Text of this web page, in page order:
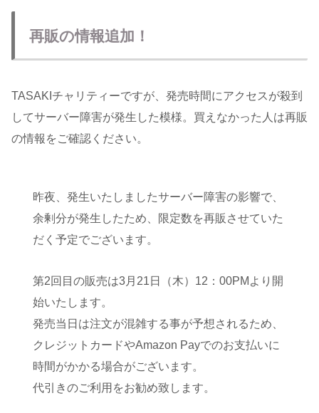
再販の情報追加！
TASAKIチャリティーですが、発売時間にアクセスが殺到
してサーバー障害が発生した模様。買えなかった人は再販
の情報をご確認ください。
昨夜、発生いたしましたサーバー障害の影響で、
余剰分が発生したため、限定数を再販させていた
だく予定でございます。
第2回目の販売は3月21日（木）12：00PMより開
始いたします。
発売当日は注文が混雑する事が予想されるため、
クレジットカードやAmazon Payでのお支払いに
時間がかかる場合がございます。
代引きのご利用をお勧め致します。